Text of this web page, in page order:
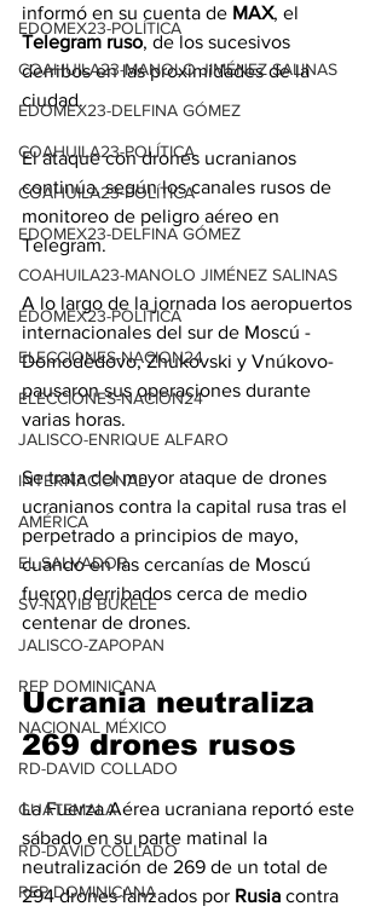
EDOMEX23-POLÍTICA
COAHUILA23-MANOLO JIMÉNEZ SALINAS
EDOMEX23-DELFINA GÓMEZ
COAHUILA23-POLÍTICA
COAHUILA23-POLÍTICA
EDOMEX23-DELFINA GÓMEZ
COAHUILA23-MANOLO JIMÉNEZ SALINAS
EDOMEX23-POLÍTICA
ELECCIONES-NACION24
ELECCIONES-NACION24
JALISCO-ENRIQUE ALFARO
INTERNACIONAL
AMÉRICA
EL SALVADOR
SV-NAYIB BUKELE
JALISCO-ZAPOPAN
REP DOMINICANA
NACIONAL MÉXICO
RD-DAVID COLLADO
GUATEMALA
RD-DAVID COLLADO
REP DOMINICANA
informó en su cuenta de MAX, el
Telegram ruso, de los sucesivos
derribos en las proximidades de la
ciudad.
El ataque con drones ucranianos
continúa, según los canales rusos de
monitoreo de peligro aéreo en
Telegram.
A lo largo de la jornada los aeropuertos
internacionales del sur de Moscú -
Domodédovo, Zhukovski y Vnúkovo-
pausaron sus operaciones durante
varias horas.
Se trata del mayor ataque de drones
ucranianos contra la capital rusa tras el
perpetrado a principios de mayo,
cuando en las cercanías de Moscú
fueron derribados cerca de medio
centenar de drones.
Ucrania neutraliza
269 drones rusos
La Fuerza Aérea ucraniana reportó este
sábado en su parte matinal la
neutralización de 269 de un total de
294 drones lanzados por Rusia contra